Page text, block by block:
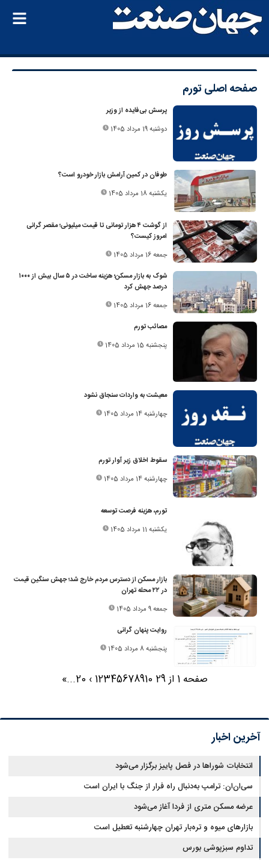
صفحه اصلیتورم
پرسش بی‌فایده از وزیر
دوشنبه 19 مرداد 1405
طوفان در کمین آرامش بازار خودرو است؟
یکشنبه 18 مرداد 1405
از گوشت ۴ هزار تومانی تا قیمت میلیونی؛ مقصر گرانی
امروز کیست؟
جمعه 16 مرداد 1405
شوک به بازار مسکن؛ هزینه ساخت در ۵ سال بیش از ۱۰۰۰
درصد جهش کرد
جمعه 16 مرداد 1405
مصائب تورم‌
پنجشنبه 15 مرداد 1405
معیشت به واردات سنجاق نشود
چهارشنبه 14 مرداد 1405
سقوط اخلاق زیر آوار تورم
چهارشنبه 14 مرداد 1405
تورم، هزینه فرصت توسعه
یکشنبه 11 مرداد 1405
بازار مسکن از دسترس مردم خارج شد؛ جهش سنگین قیمت
در ۲۲ محله تهران
جمعه 9 مرداد 1405
روایت پنهان گرانی
پنجشنبه 8 مرداد 1405
صفحه 1 از 29 12345678910
›
20
...
»
آخرین اخبار
انتخابات شوراها در فصل پاییز برگزار می‌شود
سی‌ان‌ان: ترامپ به‌دنبال راه فرار از جنگ با ایران است
عرضه مسکن متری از فردا آغاز می‌شود
بازارهای میوه و تره‌بار تهران چهارشنبه تعطیل است
تداوم سبزپوشی بورس